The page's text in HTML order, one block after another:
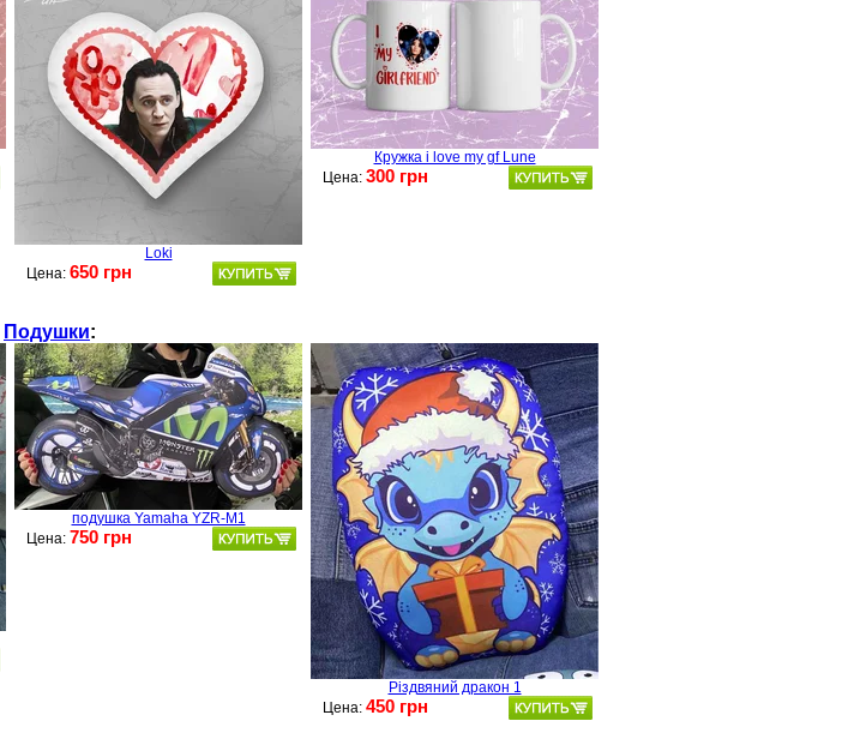
Loki
Цена: 650 грн
Кружка i love my gf Lune
Цена: 300 грн
Подушки:
подушка Yamaha YZR-M1
Цена: 750 грн
Різдвяний дракон 1
Цена: 450 грн